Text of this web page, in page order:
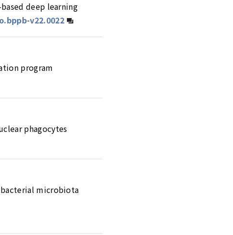
deep learning
v22.0022
program
phagocytes
bacterial microbiota